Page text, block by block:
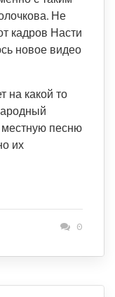
Не
кадров Насти
новое видео
на какой то
местную песню
их
0